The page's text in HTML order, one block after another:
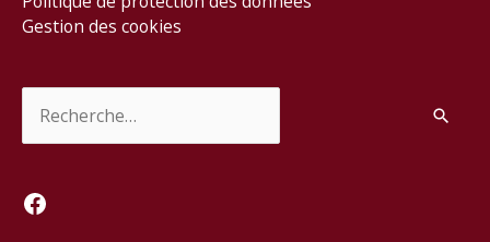
Gestion des cookies
Facebook